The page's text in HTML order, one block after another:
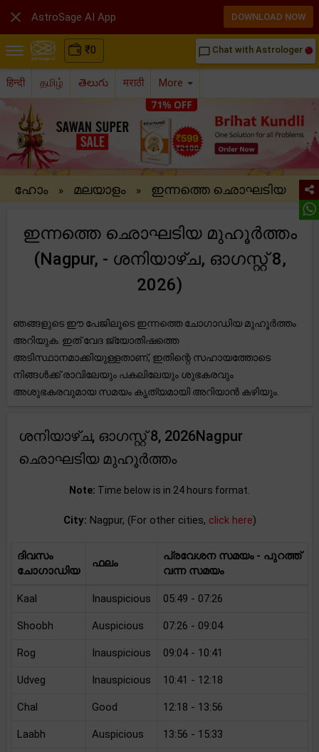
₹0 chat_bubble_outline Chat with Astrologer
हिन्दी தமிழ் తెలుగు मराठी More
ഹോം » മലയാളം » ഇന്നത്തെ ഛൊഘടിയ
ഇന്നത്തെ ഛൊഘടിയ മുഹൂർത്തം
(Nagpur, - ശനിയാഴ്ച, ഓഗസ്റ്റ് 8,
2026)
ഞങ്ങളുടെ ഈ പേജിലൂടെ ഇന്നത്തെ ചോഗാഡിയ മുഹൂർത്തം
അറിയുക. ഇത് വേദ ജ്യോതിഷത്തെ
അടിസ്ഥാനമാക്കിയുള്ളതാണ്, ഇതിന്റെ സഹായത്തോടെ
നിങ്ങൾക്ക് രാവിലേയും പകലിലേയും ശുഭകരവും
അശുഭകരവുമായ സമയം കൃത്യമായി അറിയാൻ കഴിയും.
ശനിയാഴ്ച, ഓഗസ്റ്റ് 8, 2026Nagpur
ഛൊഘടിയ മുഹൂർത്തം
Note: Time below is in 24 hours format.
City: Nagpur, (For other cities, click here)
ദിവസം
ചോഗാഡിയ
ഫലം
പ്രവേശന സമയം - പുറത്ത്
വന്ന സമയം
Kaal Inauspicious 05:49 - 07:26
Shoobh Auspicious 07:26 - 09:04
Rog Inauspicious 09:04 - 10:41
Udveg Inauspicious 10:41 - 12:18
Chal Good 12:18 - 13:56
Laabh Auspicious 13:56 - 15:33
 AstroSage AI App DOWNLOAD NOW